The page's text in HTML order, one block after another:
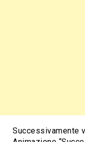
Successivamente